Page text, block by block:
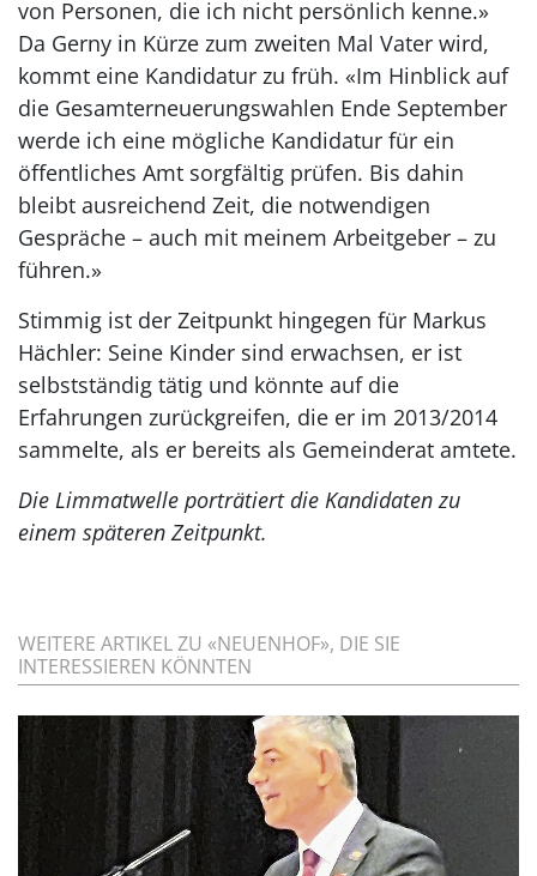
von Personen, die ich nicht persönlich kenne.»
Da Gerny in Kürze zum zweiten Mal Vater wird,
kommt eine Kandidatur zu früh. «Im Hinblick auf
die Gesamterneuerungswahlen Ende September
werde ich eine mögliche Kandidatur für ein
öffentliches Amt sorgfältig prüfen. Bis dahin
bleibt ausreichend Zeit, die notwendigen
Gespräche – auch mit meinem Arbeitgeber – zu
führen.»
Stimmig ist der Zeitpunkt hingegen für Markus
Hächler: Seine Kinder sind erwachsen, er ist
selbstständig tätig und könnte auf die
Erfahrungen zurückgreifen, die er im 2013/2014
sammelte, als er bereits als Gemeinderat amtete.
Die Limmatwelle porträtiert die Kandidaten zu
einem späteren Zeitpunkt.
WEITERE ARTIKEL ZU «NEUENHOF», DIE SIE
INTERESSIEREN KÖNNTEN